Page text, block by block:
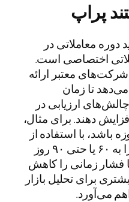
پراپ
دوره معاملاتی در
اختصاصی است.
معتبر ارائه
تا زمان
ارزیابی در
دهند. برای مثال،
چالش اولیه ۳۰ روزه باشد، با استفاده از
اکستند پراپ می‌توانید آن را به ۶۰ یا حتی ۹۰ روز
فشار زمانی را کاهش
برای تحلیل بازار
می‌آورد.